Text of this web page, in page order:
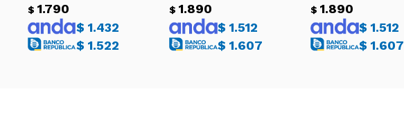
$ 1.790
$ 1.432
$ 1.522
$ 1.890
$ 1.512
$ 1.607
$ 1.890
$ 1.512
$ 1.607